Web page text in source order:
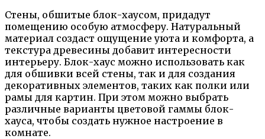
Стены, обшитые блок-хаусом, придадут
помещению особую атмосферу. Натуральный
материал создаст ощущение уюта и комфорта, а
текстура древесины добавит интересности
интерьеру. Блок-хаус можно использовать как
для обшивки всей стены, так и для создания
декоративных элементов, таких как полки или
рамы для картин. При этом можно выбрать
различные варианты цветовой гаммы блок-
хауса, чтобы создать нужное настроение в
комнате.